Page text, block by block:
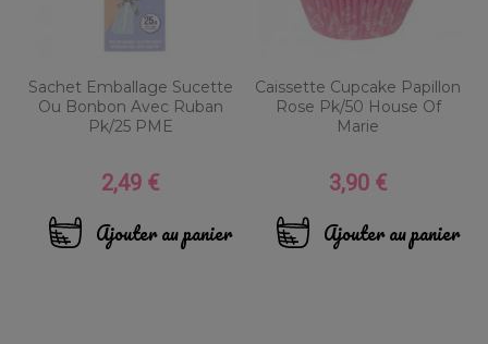
Sachet Emballage Sucette
Ou Bonbon Avec Ruban
Pk/25 PME
Prix
2,49 €
Ajouter au panier
Caissette Cupcake Papillon
Rose Pk/50 House Of
Marie
Prix
3,90 €
Ajouter au panier